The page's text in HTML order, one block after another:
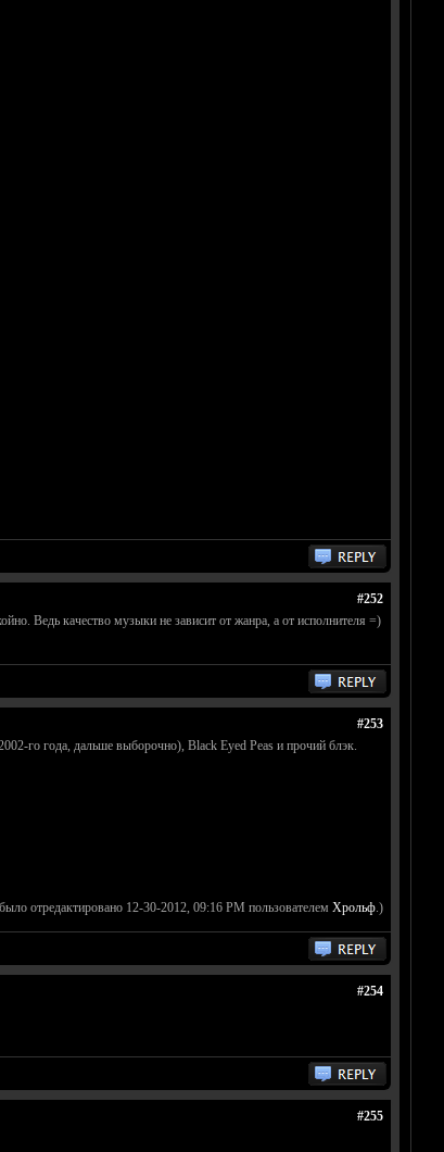
#252
Ведь качество музыки не зависит от жанра, а от исполнителя =)
#253
го года, дальше выборочно), Black Eyed Peas и прочий блэк.
отредактировано 12-30-2012, 09:16 PM пользователем Хрольф.)
#254
#255